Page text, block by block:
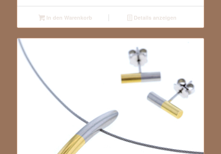
In den Warenkorb Details anzeigen